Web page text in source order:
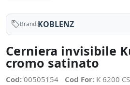
Brand:KOBLENZ
Cerniera invisibile
cromo satinato
Cod: 00505154 Cod For: K 6200